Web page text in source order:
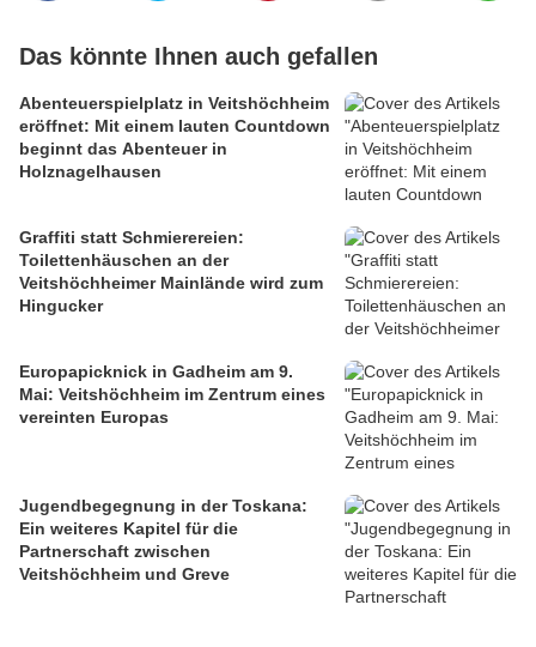
Das könnte Ihnen auch gefallen
Abenteuerspielplatz in Veitshöchheim
eröffnet: Mit einem lauten Countdown
beginnt das Abenteuer in
Holznagelhausen
Graffiti statt Schmierereien:
Toilettenhäuschen an der
Veitshöchheimer Mainlände wird zum
Hingucker
Europapicknick in Gadheim am 9.
Mai: Veitshöchheim im Zentrum eines
vereinten Europas
Jugendbegegnung in der Toskana:
Ein weiteres Kapitel für die
Partnerschaft zwischen
Veitshöchheim und Greve